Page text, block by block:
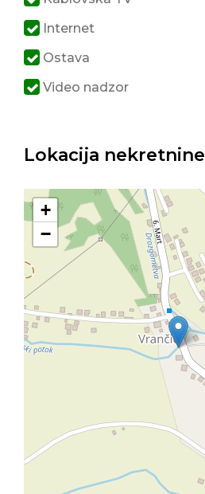
Internet
Ostava
Video nadzor
Lokacija nekretnine
+
−